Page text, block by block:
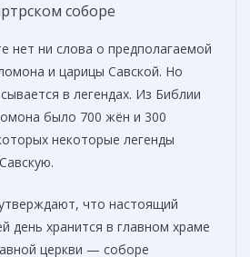
соборе
нет ни слова о предполагаемой
и царицы Савской. Но
в легендах. Из Библии
было 700 жён и 300
некоторые легенды
что настоящий
день хранится в главном храме
церкви — соборе